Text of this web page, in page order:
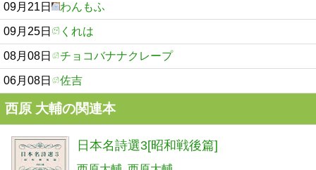
09月21日 わんもふ
09月25日 くれは
08月08日 チョコバナナクレープ
06月08日 佐吉
西原 大輔の関連本
日本名詩選3[昭和戦後篇]